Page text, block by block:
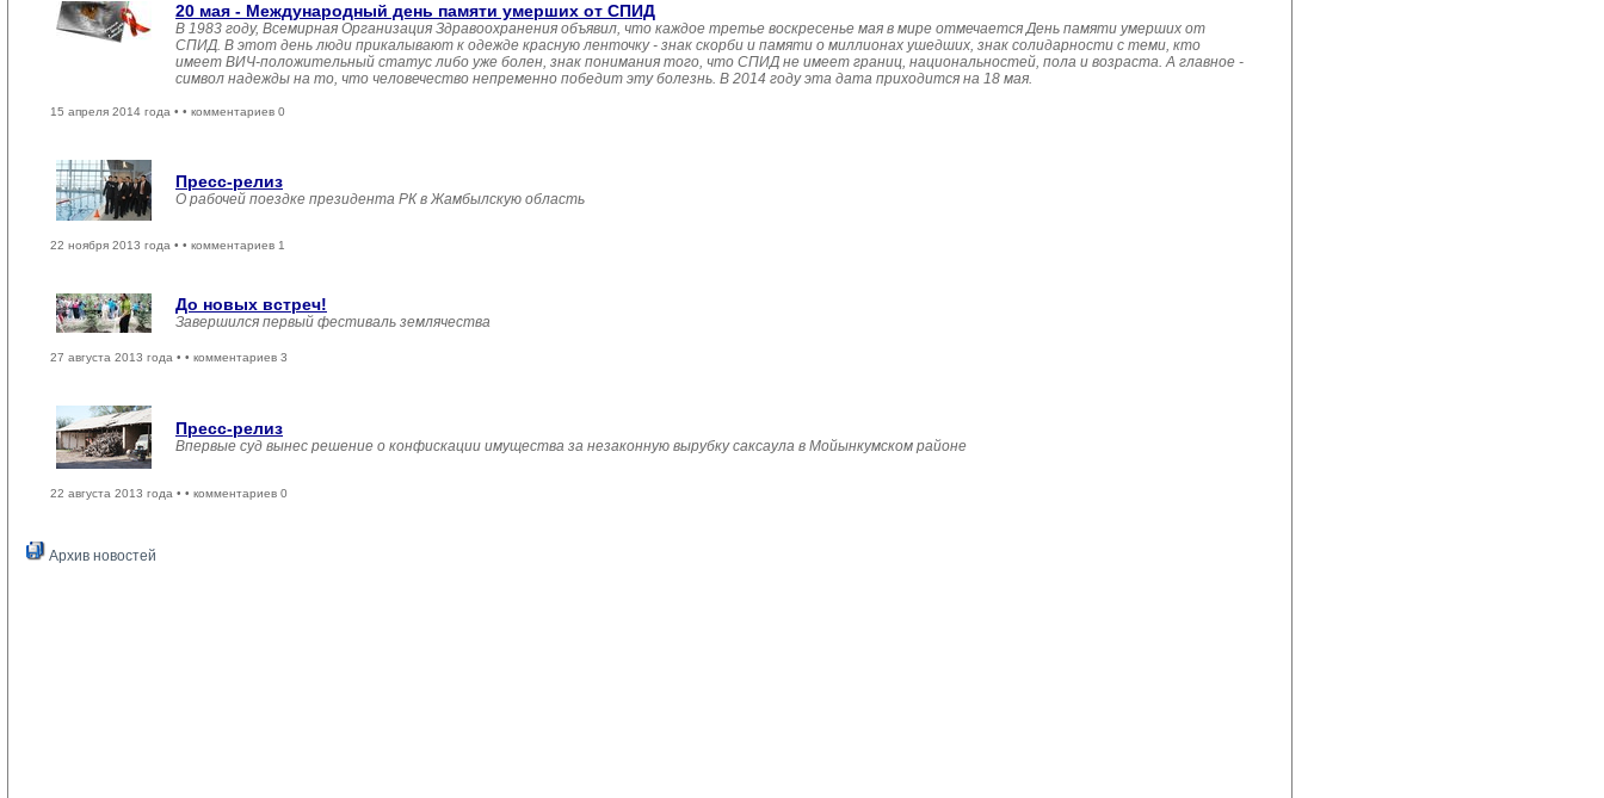
20 мая - Международный день памяти умерших от СПИД
В 1983 году, Всемирная Организация Здравоохранения объявил, что каждое третье воскресенье мая в мире отмечается День памяти умерших от
СПИД. В этот день люди прикалывают к одежде красную ленточку - знак скорби и памяти о миллионах ушедших, знак солидарности с теми, кто
имеет ВИЧ-положительный статус либо уже болен, знак понимания того, что СПИД не имеет границ, национальностей, пола и возраста. А главное -
символ надежды на то, что человечество непременно победит эту болезнь. В 2014 году эта дата приходится на 18 мая.
15 апреля 2014 года • • комментариев 0
Пресс-релиз
О рабочей поездке президента РК в Жамбылскую область
22 ноября 2013 года • • комментариев 1
До новых встреч!
Завершился первый фестиваль землячества
27 августа 2013 года • • комментариев 3
Пресс-релиз
Впервые суд вынес решение о конфискации имущества за незаконную вырубку саксаула в Мойынкумском районе
22 августа 2013 года • • комментариев 0
Архив новостей